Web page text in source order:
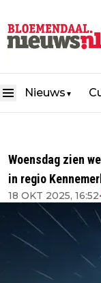
Nieuws ▼
Woensdag zien
in regio
18 OKT 2025, 16:52•